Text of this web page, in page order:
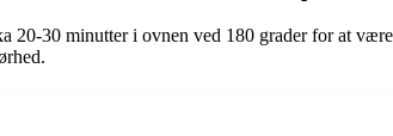
20-30 minutter i ovnen ved 180 grader for at